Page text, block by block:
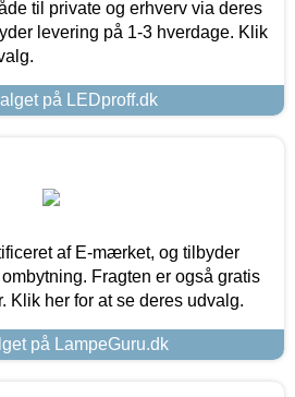
til private og erhverv via deres
levering på 1-3 hverdage. Klik
på LEDproff.dk
af E-mærket, og tilbyder
Fragten er også gratis
Klik her for at se deres udvalg.
på LampeGuru.dk